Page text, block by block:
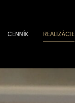
CENNÍK REALIZÁCIE